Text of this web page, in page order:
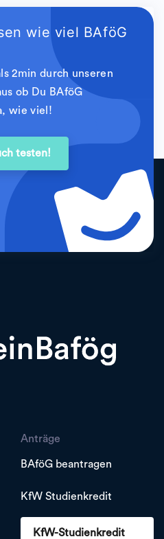
wie viel BAföG
2min durch unseren
ob Du BAföG
wie viel!
testen!
Anträge
BAföG beantragen
KfW Studienkredit
KfW-Studienkredit